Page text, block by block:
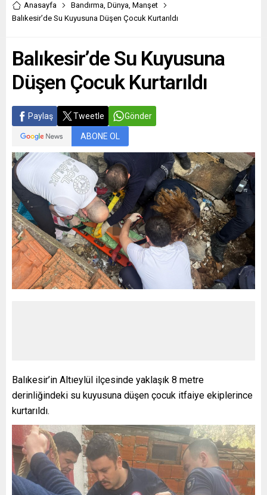
Anasayfa Bandırma, Dünya, Manşet
Balıkesir’de Su Kuyusuna Düşen Çocuk Kurtarıldı
Balıkesir’de Su Kuyusuna
Düşen Çocuk Kurtarıldı
Paylaş Tweetle Gönder
ABONE OL
Balıkesir’in Altıeylül ilçesinde yaklaşık 8 metre
derinliğindeki su kuyusuna düşen çocuk itfaiye ekiplerince
kurtarıldı.